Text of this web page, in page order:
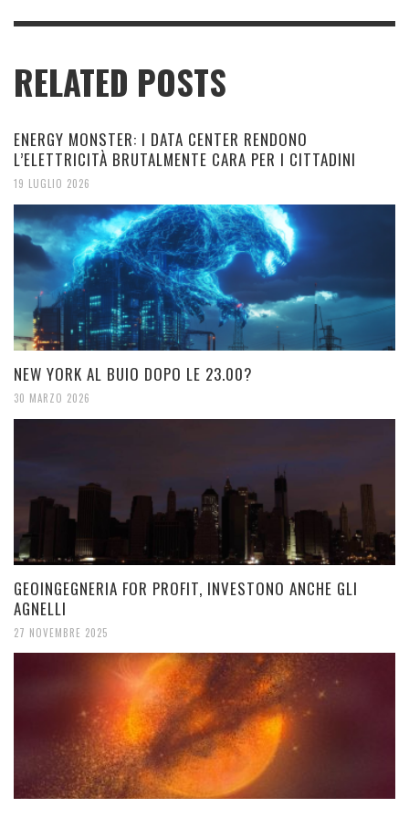
RELATED POSTS
ENERGY MONSTER: I DATA CENTER RENDONO
L’ELETTRICITÀ BRUTALMENTE CARA PER I CITTADINI
19 LUGLIO 2026
NEW YORK AL BUIO DOPO LE 23.00?
30 MARZO 2026
GEOINGEGNERIA FOR PROFIT, INVESTONO ANCHE GLI
AGNELLI
27 NOVEMBRE 2025